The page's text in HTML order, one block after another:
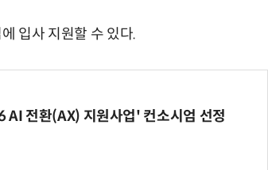
입사 지원할 수 있다.
AI 전환(AX) 지원사업' 컨소시엄 선정